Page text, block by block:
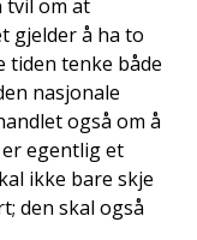
tvil om at
gjelder å ha to
tiden tenke både
nasjonale
også om å
egentlig et
ikke bare skje
den skal også